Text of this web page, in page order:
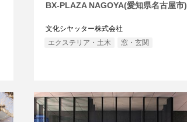
BX-PLAZA NAGOYA(愛知県名古屋市)
文化シヤッター株式会社
エクステリア・土木
窓・玄関